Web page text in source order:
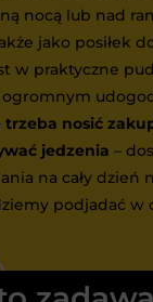
nocą lub nad
jako posiłek
w praktyczne
ogromnym
trzeba nosić
jedzenia –
na cały dzień
podjadać w